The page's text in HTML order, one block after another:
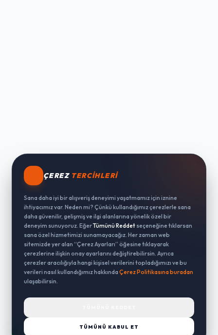
ÇEREZ TERCIHLERI
Sana daha iyi bir alışveriş deneyimi yaşatmamız için iznine
ihtiyacımız var. Neden mi? Çünkü kullandığımız çerezlerle sana
daha güvenilir, gelişmiş ve ilgi alanlarına yönelik özel bir
deneyim sunuyoruz. EğerTümünü Reddet seçeneğine tıklarsan
sana özel hizmetimizi sunamayacağız. Her zaman web
sitemizde yer alan “Çerez Ayarları” öğesine tıklayarak
çerezlerine ilişkin onay ayarlarını değiştirebilirsin. Ayrıca
çerezler aracılığıyla hangi kişisel verilerini topladığımızı ve bu
verileri nasıl kullandığımız hakkında Çerez Politikasına buradan
ulaşabilirsin.
TÜMÜNÜ KABUL ET